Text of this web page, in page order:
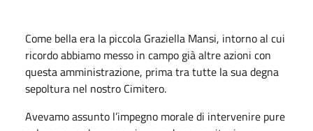
Come bella era la piccola Graziella Mansi, intorno al cui
ricordo abbiamo messo in campo già altre azioni con
questa amministrazione, prima tra tutte la sua degna
sepoltura nel nostro Cimitero.
Avevamo assunto l’impegno morale di intervenire pure